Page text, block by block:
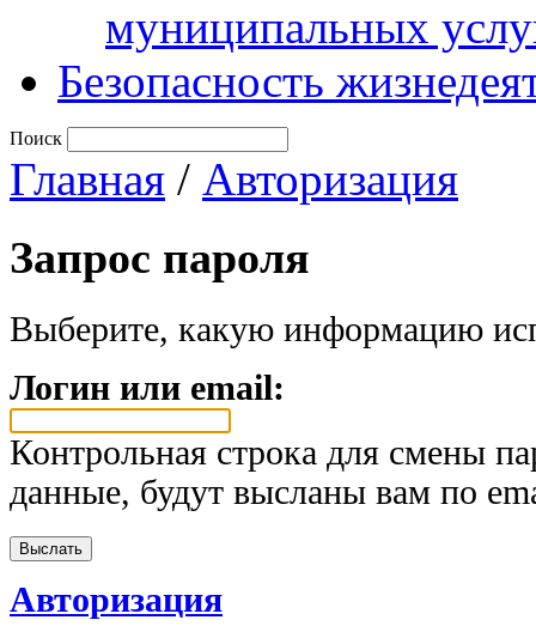
муниципальных
Безопасность
Поиск
Главная / Авторизация
Запрос пароля
Выберите, какую информацию
Логин или email:
Контрольная строка для смены
данные, будут высланы вам по
Авторизация